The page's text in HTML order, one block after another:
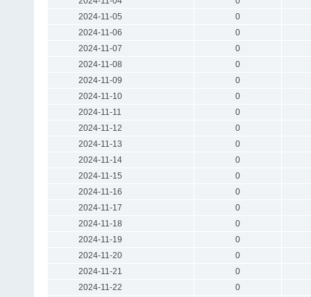
2024-11-05
0
2024-11-06
0
2024-11-07
0
2024-11-08
0
2024-11-09
0
2024-11-10
0
2024-11-11
0
2024-11-12
0
2024-11-13
0
2024-11-14
0
2024-11-15
0
2024-11-16
0
2024-11-17
0
2024-11-18
0
2024-11-19
0
2024-11-20
0
2024-11-21
0
2024-11-22
0